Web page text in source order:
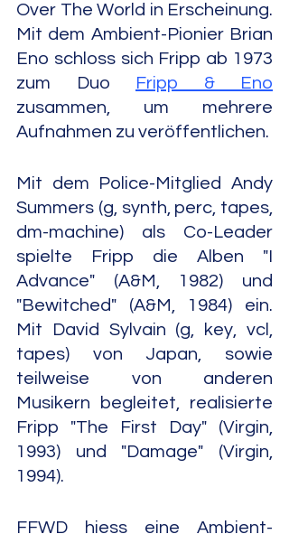
Over The World in Erscheinung.
Mit dem Ambient-Pionier Brian
Eno schloss sich Fripp ab 1973
zum Duo
Fripp & Eno
zusammen, um mehrere
Aufnahmen zu veröffentlichen.
Mit dem Police-Mitglied Andy
Summers (g, synth, perc, tapes,
dm-machine) als Co-Leader
spielte Fripp die Alben "I
Advance" (A&M, 1982) und
"Bewitched" (A&M, 1984) ein.
Mit David Sylvain (g, key, vcl,
tapes) von Japan, sowie
teilweise von anderen
Musikern begleitet, realisierte
Fripp "The First Day" (Virgin,
1993) und "Damage" (Virgin,
1994).
FFWD hiess eine Ambient-